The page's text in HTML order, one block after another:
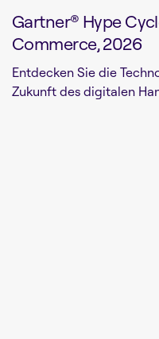
Gartner® Hype
Commerce, 2026
Entdecken Sie die
Zukunft des digitalen